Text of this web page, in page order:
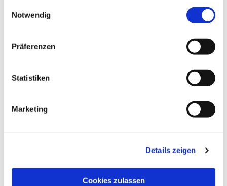
Notwendig
Präferenzen
Statistiken
Marketing
Details zeigen
Cookies zulassen